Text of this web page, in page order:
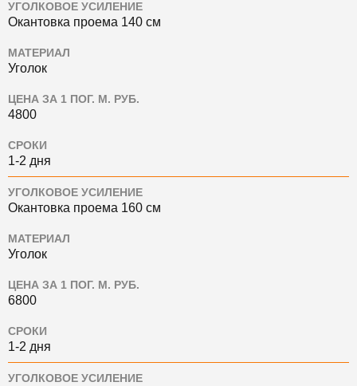
УГОЛКОВОЕ УСИЛЕНИЕ
Окантовка проема 140 см
МАТЕРИАЛ
Уголок
ЦЕНА ЗА 1 ПОГ. М. РУБ.
4800
СРОКИ
1-2 дня
УГОЛКОВОЕ УСИЛЕНИЕ
Окантовка проема 160 см
МАТЕРИАЛ
Уголок
ЦЕНА ЗА 1 ПОГ. М. РУБ.
6800
СРОКИ
1-2 дня
УГОЛКОВОЕ УСИЛЕНИЕ